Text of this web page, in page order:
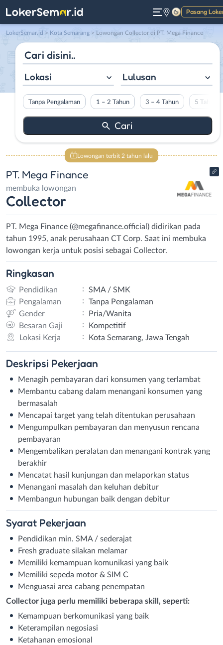
Pasang
Gelap
LokerSemar.id > Kota Semarang > Lowongan Collector di PT. Mega Finance
Lokasi Lulusan
Tanpa Pengalaman 1 – 2 Tahun 3 – 4 Tahun 5 Tahun
Lowongan terbit 2 tahun lalu
PT. Mega Finance
membuka lowongan
Collector
PT. Mega Finance (@megafinance.official) didirikan pada
tahun 1995, anak perusahaan CT Corp. Saat ini membuka
lowongan kerja untuk posisi sebagai Collector.
Ringkasan
Pendidikan :
SMA / SMK
Pengalaman
:
Tanpa Pengalaman
Gender
:
Pria/Wanita
Besaran Gaji
:
Kompetitif
Lokasi Kerja
: Kota Semarang, Jawa Tengah
Deskripsi Pekerjaan
Menagih pembayaran dari konsumen yang terlambat
Membantu cabang dalam menangani konsumen yang
bermasalah
Mencapai target yang telah ditentukan perusahaan
Mengumpulkan pembayaran dan menyusun rencana
pembayaran
Mengembalikan peralatan dan menangani kontrak yang
berakhir
Mencatat hasil kunjungan dan melaporkan status
Menangani masalah dan keluhan debitur
Membangun hubungan baik dengan debitur
Syarat Pekerjaan
Pendidikan min. SMA / sederajat
Fresh graduate silakan melamar
Memiliki kemampuan komunikasi yang baik
Memiliki sepeda motor & SIM C
Menguasai area cabang penempatan
Collector juga perlu memiliki beberapa skill, seperti:
Kemampuan berkomunikasi yang baik
Keterampilan negosiasi
Ketahanan emosional